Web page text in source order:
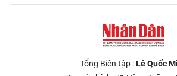
Tổng Biên tập :Lê Quốc